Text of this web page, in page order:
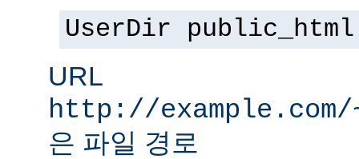
UserDir public_html
URL
http://
은 파일 경로